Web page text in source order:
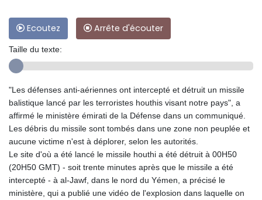
Ecoutez Arrête d'écouter
Taille du texte:
"Les défenses anti-aériennes ont intercepté et détruit un missile
balistique lancé par les terroristes houthis visant notre pays", a
affirmé le ministère émirati de la Défense dans un communiqué.
Les débris du missile sont tombés dans une zone non peuplée et
aucune victime n'est à déplorer, selon les autorités.
Le site d'où a été lancé le missile houthi a été détruit à 00H50
(20H50 GMT) - soit trente minutes après que le missile a été
intercepté - à al-Jawf, dans le nord du Yémen, a précisé le
ministère, qui a publié une vidéo de l'explosion dans laquelle on